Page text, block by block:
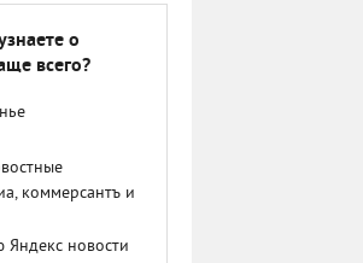
о
всего?
коммерсантъ и
Яндекс новости